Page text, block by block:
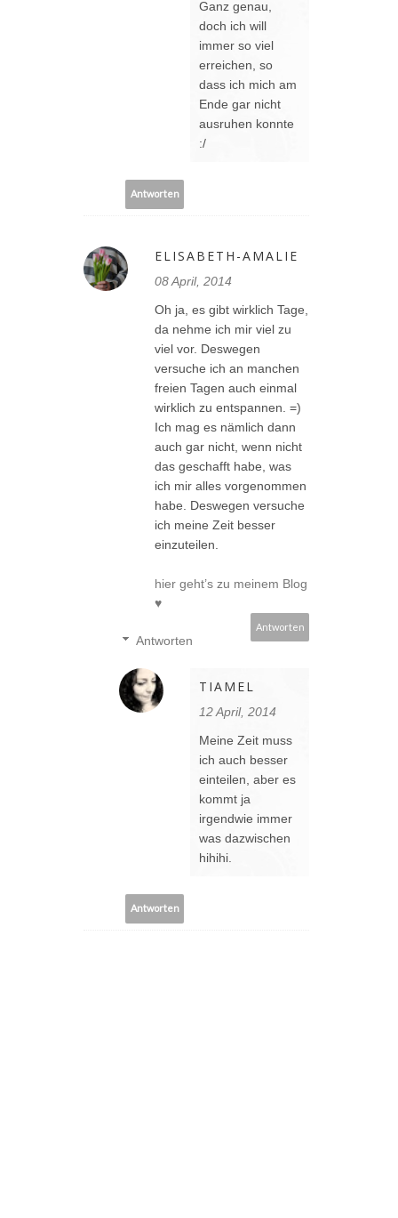
Ganz genau,
doch ich will
immer so viel
erreichen, so
dass ich mich am
Ende gar nicht
ausruhen konnte
:/
Antworten
ELISABETH-AMALIE
08 April, 2014
Oh ja, es gibt wirklich Tage,
da nehme ich mir viel zu
viel vor. Deswegen
versuche ich an manchen
freien Tagen auch einmal
wirklich zu entspannen. =)
Ich mag es nämlich dann
auch gar nicht, wenn nicht
das geschafft habe, was
ich mir alles vorgenommen
habe. Deswegen versuche
ich meine Zeit besser
einzuteilen.
hier geht’s zu meinem Blog
♥
Antworten
Antworten
TIAMEL
12 April, 2014
Meine Zeit muss
ich auch besser
einteilen, aber es
kommt ja
irgendwie immer
was dazwischen
hihihi.
Antworten